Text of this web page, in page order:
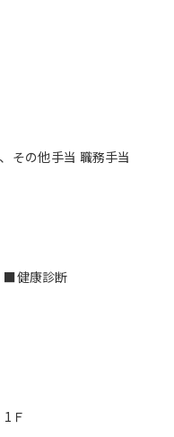
その他手当 職務手当
健康診断
Ｆ